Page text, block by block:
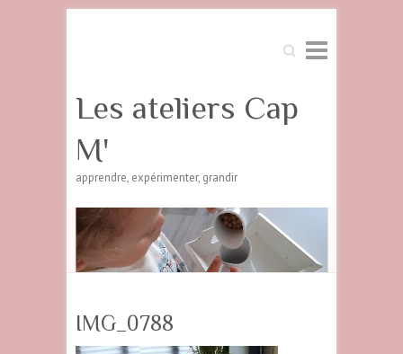
Search
Les ateliers Cap
M'
apprendre, expérimenter, grandir
IMG_0788